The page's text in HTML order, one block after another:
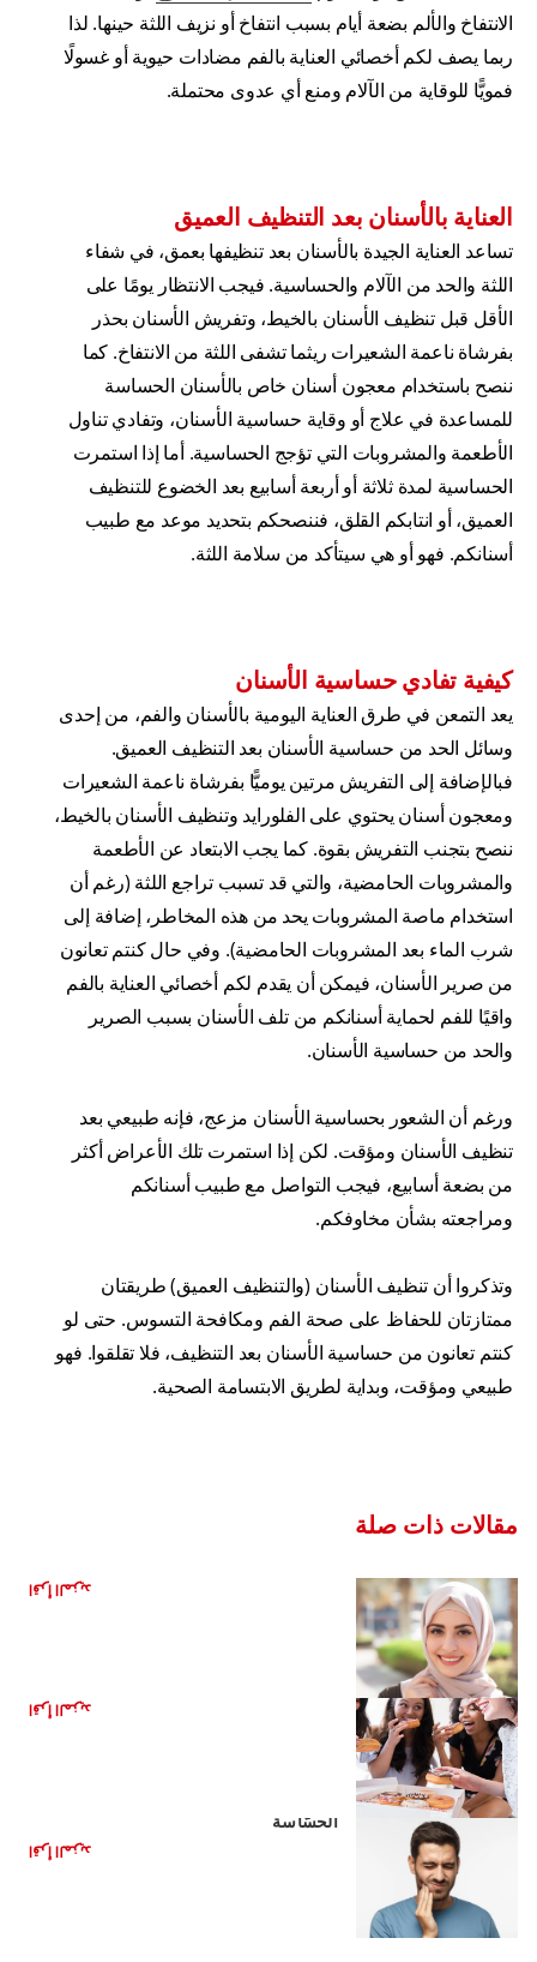
الانتفاخ والألم بضعة أيام بسبب انتفاخ أو نزيف اللثة حينها. لذا
ربما يصف لكم أخصائي العناية بالفم مضادات حيوية أو غسولًا
فمويًّا للوقاية من الآلام ومنع أي عدوى محتملة.
العناية بالأسنان بعد التنظيف العميق
تساعد العناية الجيدة بالأسنان بعد تنظيفها بعمق، في شفاء
اللثة والحد من الآلام والحساسية. فيجب الانتظار يومًا على
الأقل قبل تنظيف الأسنان بالخيط، وتفريش الأسنان بحذر
بفرشاة ناعمة الشعيرات ريثما تشفى اللثة من الانتفاخ. كما
ننصح باستخدام معجون أسنان خاص بالأسنان الحساسة
للمساعدة في علاج أو وقاية حساسية الأسنان، وتفادي تناول
الأطعمة والمشروبات التي تؤجج الحساسية. أما إذا استمرت
الحساسية لمدة ثلاثة أو أربعة أسابيع بعد الخضوع للتنظيف
العميق، أو انتابكم القلق، فننصحكم بتحديد موعد مع طبيب
أسنانكم. فهو أو هي سيتأكد من سلامة اللثة.
كيفية تفادي حساسية الأسنان
يعد التمعن في طرق العناية اليومية بالأسنان والفم، من إحدى
وسائل الحد من حساسية الأسنان بعد التنظيف العميق.
فبالإضافة إلى التفريش مرتين يوميًّا بفرشاة ناعمة الشعيرات
ومعجون أسنان يحتوي على الفلورايد وتنظيف الأسنان بالخيط،
ننصح بتجنب التفريش بقوة. كما يجب الابتعاد عن الأطعمة
والمشروبات الحامضية، والتي قد تسبب تراجع اللثة (رغم أن
استخدام ماصة المشروبات يحد من هذه المخاطر، إضافة إلى
شرب الماء بعد المشروبات الحامضية). وفي حال كنتم تعانون
من صرير الأسنان، فيمكن أن يقدم لكم أخصائي العناية بالفم
واقيًا للفم لحماية أسنانكم من تلف الأسنان بسبب الصرير
والحد من حساسية الأسنان.
ورغم أن الشعور بحساسية الأسنان مزعج، فإنه طبيعي بعد
تنظيف الأسنان ومؤقت. لكن إذا استمرت تلك الأعراض أكثر
من بضعة أسابيع، فيجب التواصل مع طبيب أسنانكم
ومراجعته بشأن مخاوفكم.
وتذكروا أن تنظيف الأسنان (والتنظيف العميق) طريقتان
ممتازتان للحفاظ على صحة الفم ومكافحة التسوس. حتى لو
كنتم تعانون من حساسية الأسنان بعد التنظيف، فلا تقلقوا. فهو
طبيعي ومؤقت، وبداية لطريق الابتسامة الصحية.
مقالات ذات صلة
اقرأ المزيد
اقرأ المزيد
الحسّاسة
اقرأ المزيد